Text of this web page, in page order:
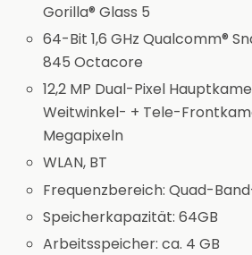
Gorilla® Glass 5
64-Bit 1,6 GHz Qualcomm®
845 Octacore
12,2 MP Dual-Pixel
Weitwinkel- + Tele-
Megapixeln
WLAN, BT
Frequenzbereich: Quad-
Speicherkapazität: 64GB
Arbeitsspeicher: ca. 4 GB